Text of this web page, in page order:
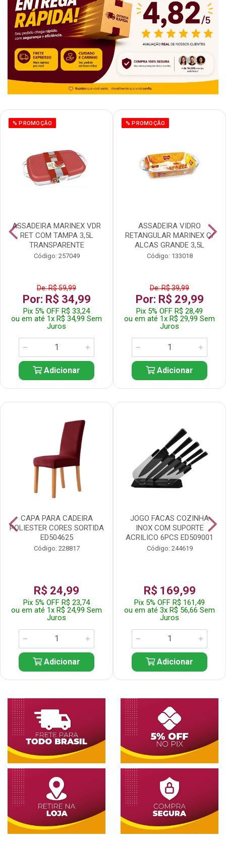
% PROMOÇÃO
ASSADEIRA MARINEX VDR
RET COM TAMPA 3,5L
TRANSPARENTE
Código: 257049
De: R$ 59,99
Por: R$ 34,99
Pix 5% OFF R$ 33,24
ou em até 1x R$ 34,99 Sem
Juros
Adicionar
% PROMOÇÃO
ASSADEIRA VIDRO
RETANGULAR MARINEX C/
ALCAS GRANDE 3,5L
Código: 133018
De: R$ 39,99
Por: R$ 29,99
Pix 5% OFF R$ 28,49
ou em até 1x R$ 29,99 Sem
Juros
Adicionar
CAPA PARA CADEIRA
POLIESTER CORES SORTIDA
ED504625
Código: 228817
R$ 24,99
Pix 5% OFF R$ 23,74
ou em até 1x R$ 24,99 Sem
Juros
Adicionar
JOGO FACAS COZINHA
INOX COM SUPORTE
ACRILICO 6PCS ED509001
Código: 244619
R$ 169,99
Pix 5% OFF R$ 161,49
ou em até 3x R$ 56,66 Sem
Juros
Adicionar